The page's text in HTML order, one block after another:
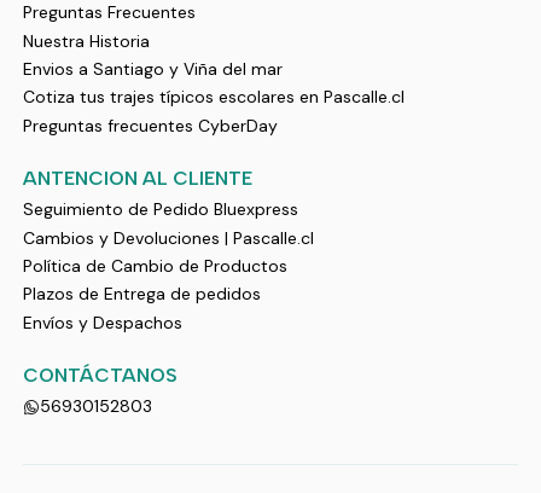
Preguntas Frecuentes
Nuestra Historia
Envios a Santiago y Viña del mar
Cotiza tus trajes típicos escolares en Pascalle.cl
Preguntas frecuentes CyberDay
ANTENCION AL CLIENTE
Seguimiento de Pedido Bluexpress
Cambios y Devoluciones | Pascalle.cl
Política de Cambio de Productos
Plazos de Entrega de pedidos
Envíos y Despachos
CONTÁCTANOS
56930152803